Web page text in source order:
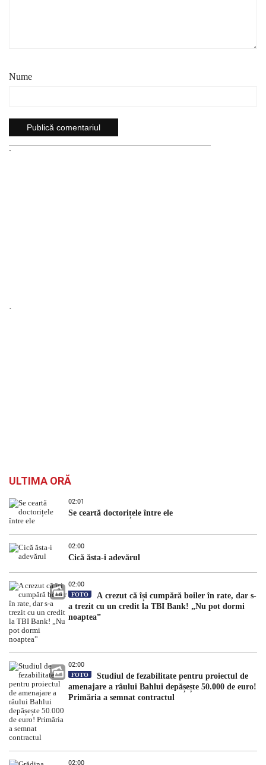
Nume
`
`
ULTIMA ORĂ
02:01
Se ceartă doctorițele între ele
02:00
Cică ăsta-i adevărul
02:00
FOTO
A crezut că își cumpără boiler în rate, dar s-
a trezit cu un credit la TBI Bank! „Nu pot dormi
noaptea”
02:00
FOTO
Studiul de fezabilitate pentru proiectul de
amenajare a râului Bahlui depășește 50.000 de euro!
Primăria a semnat contractul
02:00